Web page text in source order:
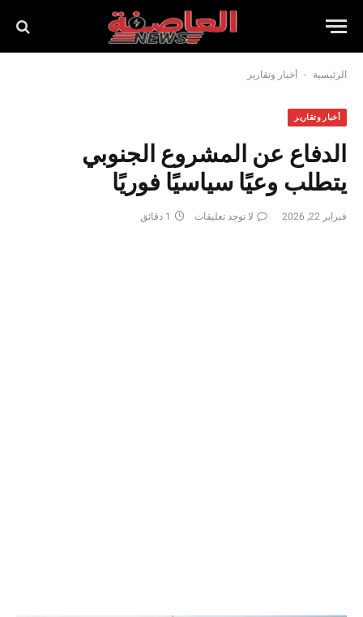
الرئيسية - أخبار وتقارير
أخبار وتقارير
الدفاع عن المشروع الجنوبي
يتطلب وعيًا سياسيًا فوريًا
فبراير 22, 2026 لا توجد تعليقات 1 دقائق